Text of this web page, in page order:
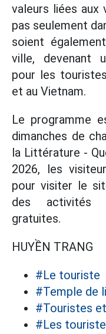
valeurs liées aux
pas seulement
soient
ville, devenant
pour les
et au Vietnam.
Le programme
dimanches de
la Littérature -
2026, les
pour visiter le
des activités
gratuites.
HUYỀN TRANG
#Le touriste
#Temple de
#Touristes
#Les